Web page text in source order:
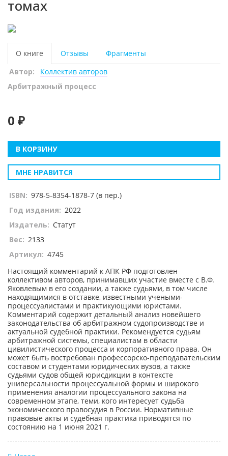
томах
О книге Отзывы
Фрагменты
Автор:
Коллектив авторов
Арбитражный процесс
0 ₽
В КОРЗИНУ
МНЕ НРАВИТСЯ
ISBN: 978-5-8354-1878-7 (в пер.)
Год издания: 2022
Издатель: Статут
Вес: 2133
Артикул: 4745
Настоящий комментарий к АПК РФ подготовлен
коллективом авторов, принимавших участие вместе с В.Ф.
Яковлевым в его создании, а также судьями, в том числе
находящимися в отставке, известными учеными-
процессуалистами и практикующими юристами.
Комментарий содержит детальный анализ новейшего
законодательства об арбитражном судопроизводстве и
актуальной судебной практики. Рекомендуется судьям
арбитражной системы, специалистам в области
цивилистического процесса и корпоративного права. Он
может быть востребован профессорско-преподавательским
составом и студентами юридических вузов, а также
судьями судов общей юрисдикции в контексте
универсальности процессуальной формы и широкого
применения аналогии процессуального закона на
современном этапе, теми, кого интересует судьба
экономического правосудия в России. Нормативные
правовые акты и судебная практика приводятся по
состоянию на 1 июня 2021 г.